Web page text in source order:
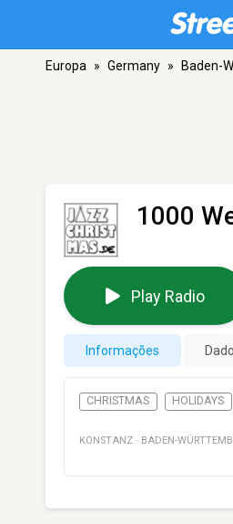
Europa » Germany » Baden-
1000
Play Radio
Informações
CHRISTMAS HOLIDAYS
KONSTANZ · BADEN-